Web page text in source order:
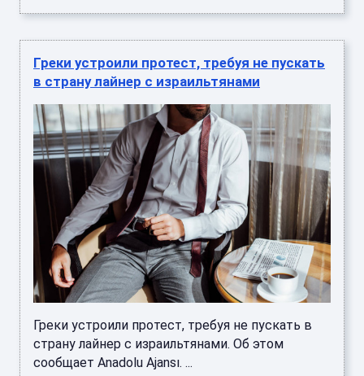
Греки устроили протест, требуя не пускать
в страну лайнер с израильтянами
Греки устроили протест, требуя не пускать в
страну лайнер с израильтянами. Об этом
сообщает Anadolu Ajansı. ...